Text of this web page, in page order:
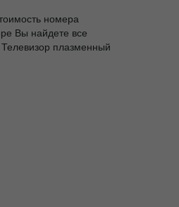
номера
Вы найдете все
плазменный